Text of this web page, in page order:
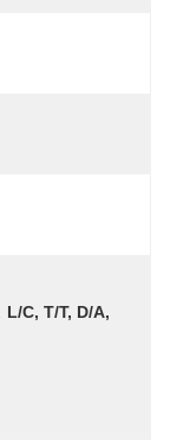
L/C, T/T, D/A,